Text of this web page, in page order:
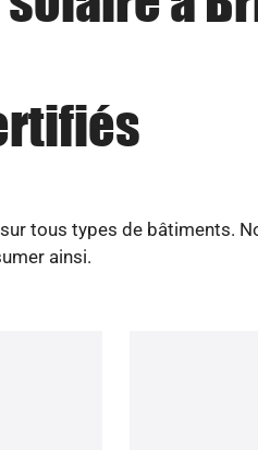
tous types de bâtiments.
ainsi.